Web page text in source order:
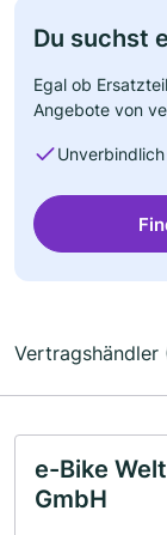
Du suchst
Egal ob
Angebote von
Unverbindlich
Vertragshändler
e-Bike
GmbH